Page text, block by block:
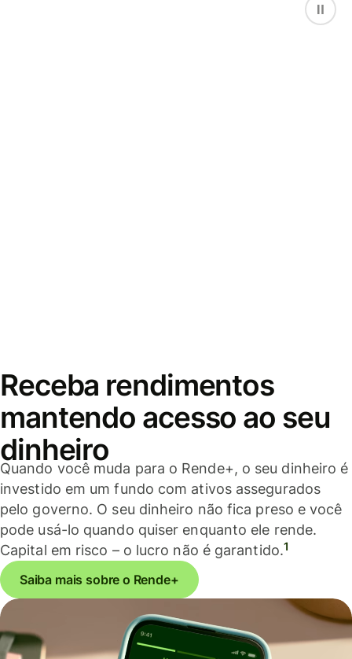
Receba rendimentos
mantendo acesso ao seu
dinheiro
Quando você muda para o Rende+, o seu dinheiro é
investido em um fundo com ativos assegurados
pelo governo. O seu dinheiro não fica preso e você
pode usá-lo quando quiser enquanto ele rende.
Capital em risco – o lucro não é garantido.1
Saiba mais sobre o Rende+